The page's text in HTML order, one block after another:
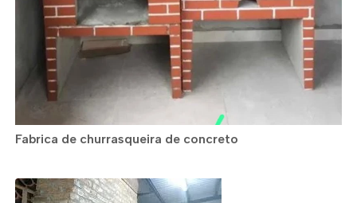
Fabrica de churrasqueira de concreto